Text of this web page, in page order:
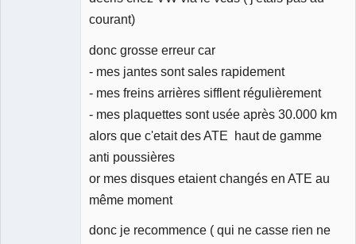
courant)
donc grosse erreur car
- mes jantes sont sales rapidement
- mes freins arrières sifflent régulièrement
- mes plaquettes sont usée après 30.000 km
alors que c'etait des ATE haut de gamme
anti poussières
or mes disques etaient changés en ATE au
même moment
donc je recommence ( qui ne casse rien ne